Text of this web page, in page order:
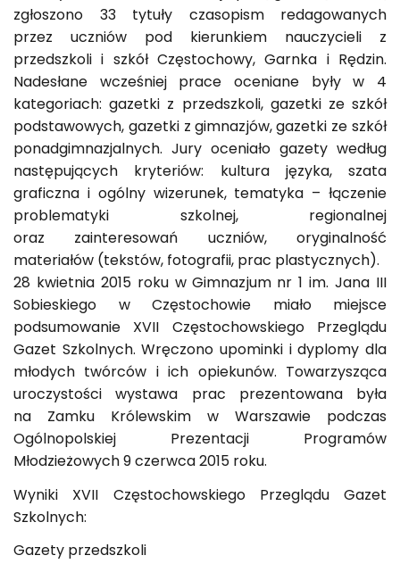
zgłoszono 33 tytuły czasopism redagowanych
przez uczniów pod kierunkiem nauczycieli z
przedszkoli i szkół Częstochowy, Garnka i Rędzin.
Nadesłane wcześniej prace oceniane były w 4
kategoriach: gazetki z przedszkoli, gazetki ze szkół
podstawowych, gazetki z gimnazjów, gazetki ze szkół
ponadgimnazjalnych. Jury oceniało gazety według
następujących kryteriów: kultura języka, szata
graficzna i ogólny wizerunek, tematyka – łączenie
problematyki szkolnej, regionalnej
oraz zainteresowań uczniów, oryginalność
materiałów (tekstów, fotografii, prac plastycznych).
28 kwietnia 2015 roku w Gimnazjum nr 1 im. Jana III
Sobieskiego w Częstochowie miało miejsce
podsumowanie XVII Częstochowskiego Przeglądu
Gazet Szkolnych. Wręczono upominki i dyplomy dla
młodych twórców i ich opiekunów. Towarzysząca
uroczystości wystawa prac prezentowana była
na Zamku Królewskim w Warszawie podczas
Ogólnopolskiej Prezentacji Programów
Młodzieżowych 9 czerwca 2015 roku.
Wyniki XVII Częstochowskiego Przeglądu Gazet
Szkolnych:
Gazety przedszkoli